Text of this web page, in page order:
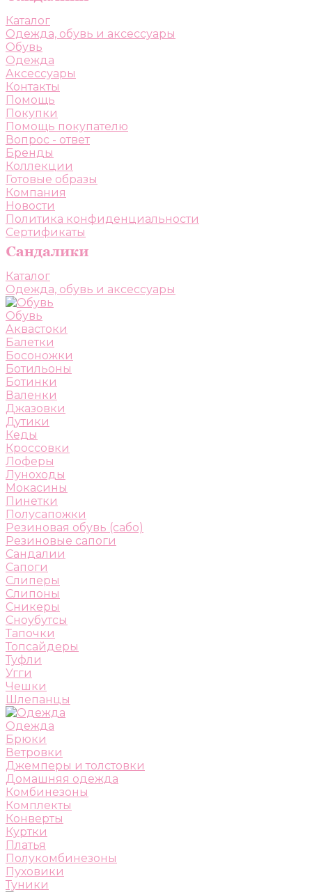
Каталог
Одежда, обувь и аксессуары
Обувь
Одежда
Аксессуары
Контакты
Помощь
Покупки
Помощь покупателю
Вопрос - ответ
Бренды
Коллекции
Готовые образы
Компания
Новости
Политика конфиденциальности
Сертификаты
Каталог
Одежда, обувь и аксессуары
Обувь
Аквастоки
Балетки
Босоножки
Ботильоны
Ботинки
Валенки
Джазовки
Дутики
Кеды
Кроссовки
Лоферы
Луноходы
Мокасины
Пинетки
Полусапожки
Резиновая обувь (сабо)
Резиновые сапоги
Сандалии
Сапоги
Слиперы
Слипоны
Сникеры
Сноубутсы
Тапочки
Топсайдеры
Туфли
Угги
Чешки
Шлепанцы
Одежда
Брюки
Ветровки
Джемперы и толстовки
Домашняя одежда
Комбинезоны
Комплекты
Конверты
Куртки
Платья
Полукомбинезоны
Пуховики
Туники